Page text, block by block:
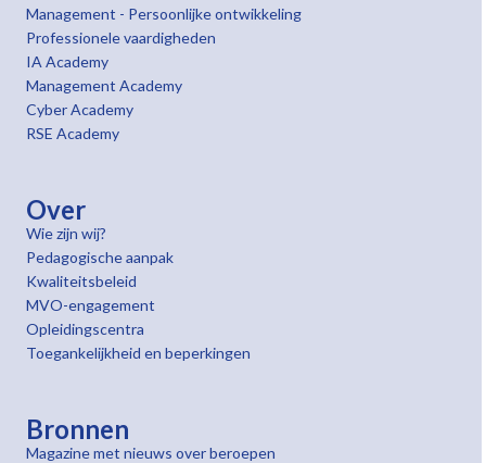
Management - Persoonlijke ontwikkeling
Professionele vaardigheden
IA Academy
Management Academy
Cyber Academy
RSE Academy
Over
Wie zijn wij?
Pedagogische aanpak
Kwaliteitsbeleid
MVO-engagement
Opleidingscentra
Toegankelijkheid en beperkingen
Bronnen
Magazine met nieuws over beroepen